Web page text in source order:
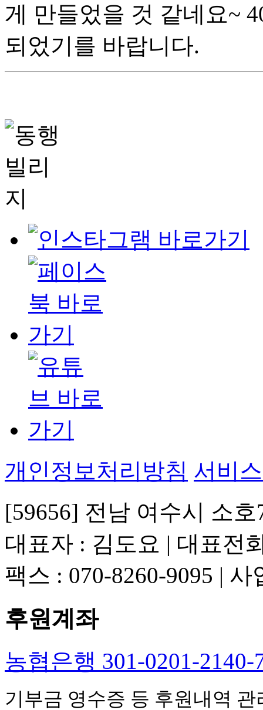
게 만들었을 것 같네요~
되었기를 바랍니다.
개인정보처리방침 서비
[59656] 전남 여수시 소호
대표자 : 김도요 | 대표전
팩스 : 070-8260-9095 |
후원계좌
농협은행 301-0201-
기부금 영수증 등 후원내역